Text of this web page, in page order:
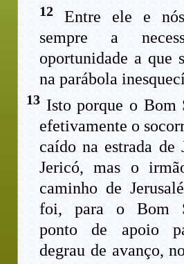
12 Entre ele e
sempre a
oportunidade a que
na parábola
13 Isto porque o Bom
efetivamente o
caído na estrada de
Jericó, mas o
caminho de
foi, para o Bom
ponto de apoio
degrau de avanço,